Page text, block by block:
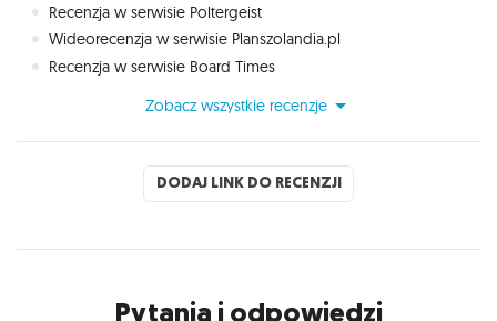
Recenzja w serwisie Poltergeist
Wideorecenzja w serwisie Planszolandia.pl
Recenzja w serwisie Board Times
Zobacz wszystkie recenzje
DODAJ LINK DO RECENZJI
Pytania i odpowiedzi